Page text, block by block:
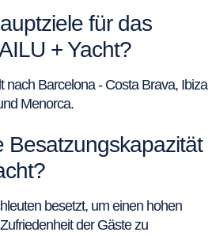
für das
+ Yacht?
nach Barcelona - Costa Brava, Ibiza
Menorca.
Besatzungskapazität
besetzt, um einen hohen
der Gäste zu